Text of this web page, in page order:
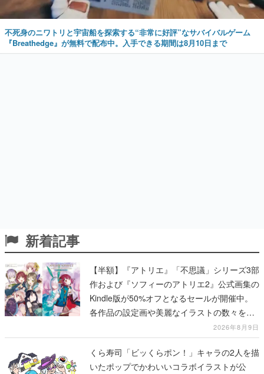
不死身のニワトリと宇宙船を探索する“非常に好評”なサバイバルゲーム
『Breathedge』が無料で配布中。入手できる期間は8月10日まで
新着記事
【半額】『アトリエ』「不思議」シリーズ3部
作および『ソフィーのアトリエ2』公式画集の
Kindle版が50%オフとなるセールが開催中。
各作品の設定画や美麗なイラストの数々をふ
2026年8月9日
くら寿司「ビッくらポン！」キャラの2人を描
いたポップでかわいいコラボイラストが公